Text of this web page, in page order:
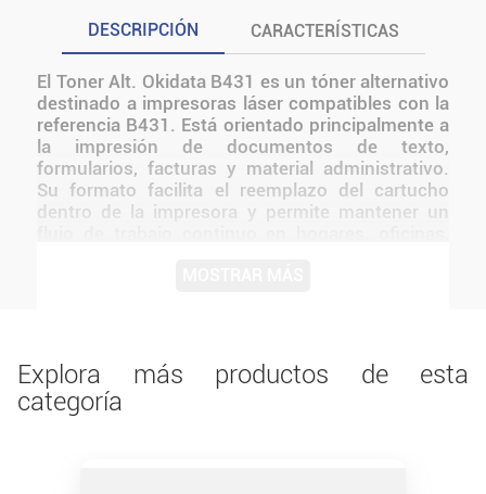
DESCRIPCIÓN CARACTERÍSTICAS
El Toner Alt. Okidata B431 es un tóner alternativo
destinado a impresoras láser compatibles con la
referencia B431. Está orientado principalmente a
la impresión de documentos de texto,
formularios, facturas y material administrativo.
Su formato facilita el reemplazo del cartucho
dentro de la impresora y permite mantener un
Explora más productos de esta
categoría